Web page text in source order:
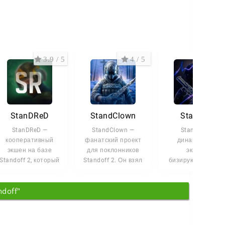
StanDReD
StanDReD —
кооперативный
экшен на базе
Standoff 2, который
взгляд на
3.9 / 5
StandClown
StandClown —
фанатский проект
для поклонников
Standoff 2. Он взял
4 / 5
Stand52
Stand52 —
динамичный
экшен,
бизирующийся на
Проект